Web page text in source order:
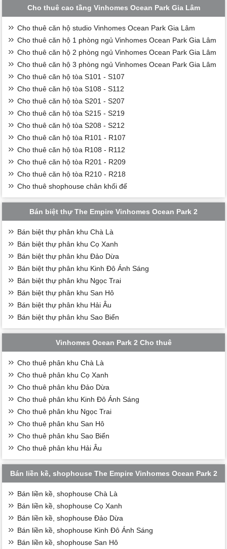
Cho thuê cao tầng Vinhomes Ocean Park Gia Lâm
Cho thuê căn hộ studio Vinhomes Ocean Park Gia Lâm
Cho thuê căn hộ 1 phòng ngủ Vinhomes Ocean Park Gia Lâm
Cho thuê căn hộ 2 phòng ngủ Vinhomes Ocean Park Gia Lâm
Cho thuê căn hộ 3 phòng ngủ Vinhomes Ocean Park Gia Lâm
Cho thuê căn hộ tòa S101 - S107
Cho thuê căn hộ tòa S108 - S112
Cho thuê căn hộ tòa S201 - S207
Cho thuê căn hộ tòa S215 - S219
Cho thuê căn hộ tòa S208 - S212
Cho thuê căn hộ tòa R101 - R107
Cho thuê căn hộ tòa R108 - R112
Cho thuê căn hộ tòa R201 - R209
Cho thuê căn hộ tòa R210 - R218
Cho thuê shophouse chân khối đế
Bán biệt thự The Empire Vinhomes Ocean Park 2
Bán biệt thự phân khu Chà Là
Bán biệt thự phân khu Cọ Xanh
Bán biệt thự phân khu Đảo Dừa
Bán biệt thự phân khu Kinh Đô Ánh Sáng
Bán biệt thự phân khu Ngọc Trai
Bán biệt thự phân khu San Hô
Bán biệt thự phân khu Hải Âu
Bán biệt thự phân khu Sao Biển
Vinhomes Ocean Park 2 Cho thuê
Cho thuê phân khu Chà Là
Cho thuê phân khu Cọ Xanh
Cho thuê phân khu Đảo Dừa
Cho thuê phân khu Kinh Đô Ánh Sáng
Cho thuê phân khu Ngọc Trai
Cho thuê phân khu San Hô
Cho thuê phân khu Sao Biển
Cho thuê phân khu Hải Âu
Bán liền kề, shophouse The Empire Vinhomes Ocean Park 2
Bán liền kề, shophouse Chà Là
Bán liền kề, shophouse Cọ Xanh
Bán liền kề, shophouse Đảo Dừa
Bán liền kề, shophouse Kinh Đô Ánh Sáng
Bán liền kề, shophouse San Hô